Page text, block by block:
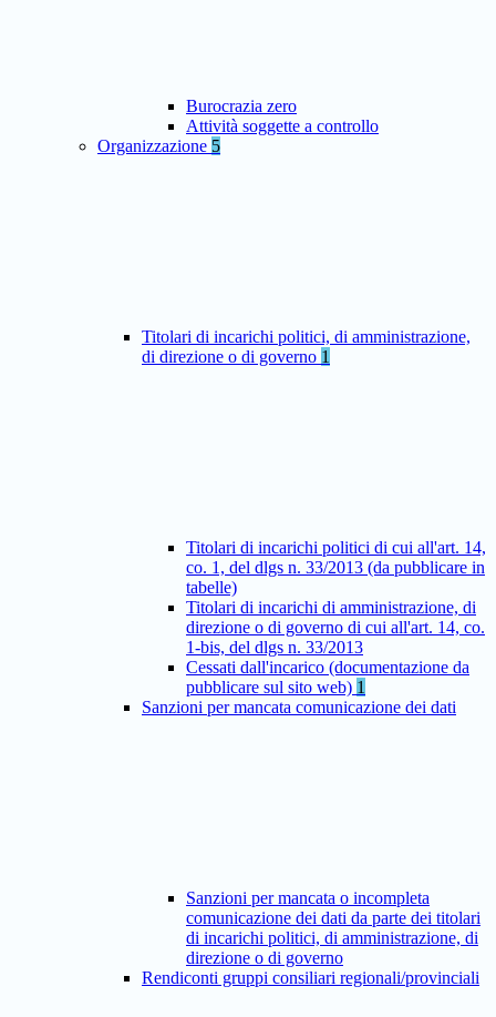
Burocrazia zero
Attività soggette a controllo
Organizzazione 5
Titolari di incarichi politici, di amministrazione,
di direzione o di governo 1
Titolari di incarichi politici di cui all'art. 14,
co. 1, del dlgs n. 33/2013 (da pubblicare in
tabelle)
Titolari di incarichi di amministrazione, di
direzione o di governo di cui all'art. 14, co.
1-bis, del dlgs n. 33/2013
Cessati dall'incarico (documentazione da
pubblicare sul sito web) 1
Sanzioni per mancata comunicazione dei dati
Sanzioni per mancata o incompleta
comunicazione dei dati da parte dei titolari
di incarichi politici, di amministrazione, di
direzione o di governo
Rendiconti gruppi consiliari regionali/provinciali